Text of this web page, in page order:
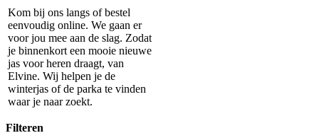
Kom bij ons langs of bestel
eenvoudig online. We gaan er
voor jou mee aan de slag. Zodat
je binnenkort een mooie nieuwe
jas voor heren draagt, van
Elvine. Wij helpen je de
winterjas of de parka te vinden
waar je naar zoekt.
Filteren